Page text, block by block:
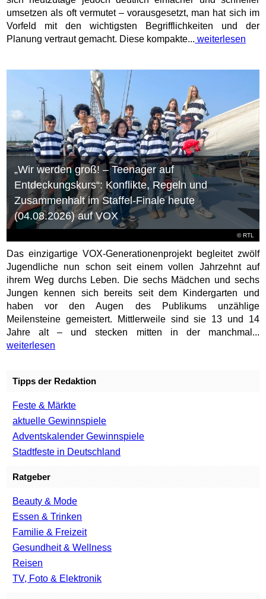
umsetzen als oft vermutet – vorausgesetzt, man hat sich im
Vorfeld mit den wichtigsten Begrifflichkeiten und der
Planung vertraut gemacht. Diese kompakte... weiterlesen
©RTL
„Wir werden groß! – Teenager auf
Entdeckungskurs“: Konflikte, Regeln und
Zusammenhalt im Staffel-Finale heute
(04.08.2026) auf VOX
Das einzigartige VOX-Generationenprojekt begleitet zwölf
Jugendliche nun schon seit einem vollen Jahrzehnt auf
ihrem Weg durchs Leben. Die sechs Mädchen und sechs
Jungen kennen sich bereits seit dem Kindergarten und
haben vor den Augen des Publikums unzählige
Meilensteine gemeistert. Mittlerweile sind sie 13 und 14
Jahre alt – und stecken mitten in der manchmal...
weiterlesen
Tipps der Redaktion
Feste & Märkte
aktuelle Gewinnspiele
Adventskalender Gewinnspiele
Stadtfeste in Deutschland
Ratgeber
Beauty & Mode
Essen & Trinken
Familie & Freizeit
Gesundheit & Wellness
Reisen
TV, Foto & Elektronik